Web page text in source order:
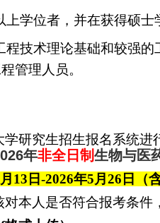
上学位者，并在获得硕士
程技术理论基础和较强
管理人员。
研究生招生报名系统
年非全日制生物与医
月 13 日-2026年5月 26 日（含
本人是否符合报考条件